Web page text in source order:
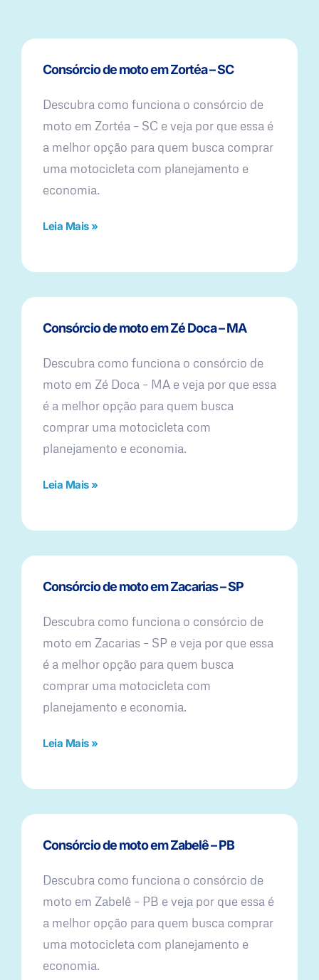
Consórcio de moto em Zortéa – SC
Descubra como funciona o consórcio de
moto em Zortéa – SC e veja por que essa é
a melhor opção para quem busca comprar
uma motocicleta com planejamento e
economia.
Leia Mais »
Consórcio de moto em Zé Doca – MA
Descubra como funciona o consórcio de
moto em Zé Doca – MA e veja por que essa
é a melhor opção para quem busca
comprar uma motocicleta com
planejamento e economia.
Leia Mais »
Consórcio de moto em Zacarias – SP
Descubra como funciona o consórcio de
moto em Zacarias – SP e veja por que essa
é a melhor opção para quem busca
comprar uma motocicleta com
planejamento e economia.
Leia Mais »
Consórcio de moto em Zabelê – PB
Descubra como funciona o consórcio de
moto em Zabelê – PB e veja por que essa é
a melhor opção para quem busca comprar
uma motocicleta com planejamento e
economia.